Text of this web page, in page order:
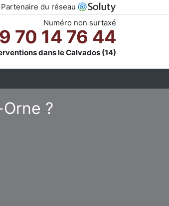
Partenaire du réseau
Numéro non surtaxé
70 14 76 44
dans le Calvados (14)
?